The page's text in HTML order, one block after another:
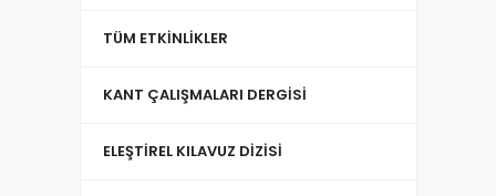
TÜM ETKINLIKLER
KANT ÇALIŞMALARI DERGISI
ELEŞTIREL KILAVUZ DIZISI